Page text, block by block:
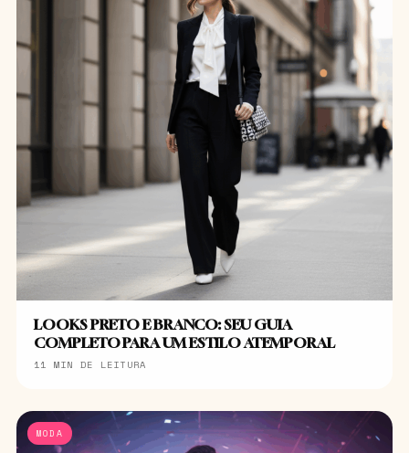
LOOKS PRETO E BRANCO: SEU GUIA
COMPLETO PARA UM ESTILO ATEMPORAL
11 MIN DE LEITURA
MODA